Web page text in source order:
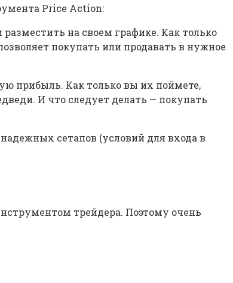
Price Action:
на своем графике. Как только
покупать или продавать в нужное
прибыль. Как только вы их поймете,
И что следует делать — покупать
сетапов (условий для входа в
трейдера. Поэтому очень